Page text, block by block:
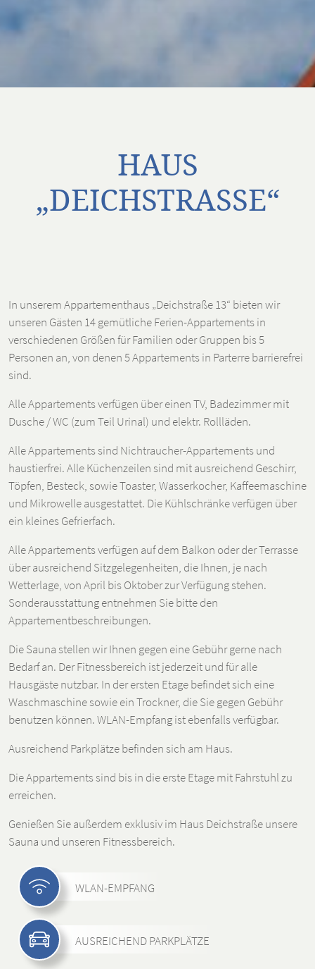
HAUS
„DEICHSTRASSE“
In unserem Appartementhaus „Deichstraße 13“ bieten wir
unseren Gästen 14 gemütliche Ferien-Appartements in
verschiedenen Größen für Familien oder Gruppen bis 5
Personen an, von denen 5 Appartements in Parterre barrierefrei
sind.
Alle Appartements verfügen über einen TV, Badezimmer mit
Dusche / WC (zum Teil Urinal) und elektr. Rollläden.
Alle Appartements sind Nichtraucher-Appartements und
haustierfrei. Alle Küchenzeilen sind mit ausreichend Geschirr,
Töpfen, Besteck, sowie Toaster, Wasserkocher, Kaffeemaschine
und Mikrowelle ausgestattet. Die Kühlschränke verfügen über
ein kleines Gefrierfach.
Alle Appartements verfügen auf dem Balkon oder der Terrasse
über ausreichend Sitzgelegenheiten, die Ihnen, je nach
Wetterlage, von April bis Oktober zur Verfügung stehen.
Sonderausstattung entnehmen Sie bitte den
Appartementbeschreibungen.
Die Sauna stellen wir Ihnen gegen eine Gebühr gerne nach
Bedarf an. Der Fitnessbereich ist jederzeit und für alle
Hausgäste nutzbar. In der ersten Etage befindet sich eine
Waschmaschine sowie ein Trockner, die Sie gegen Gebühr
benutzen können. WLAN-Empfang ist ebenfalls verfügbar.
Ausreichend Parkplätze befinden sich am Haus.
Die Appartements sind bis in die erste Etage mit Fahrstuhl zu
erreichen.
Genießen Sie außerdem exklusiv im Haus Deichstraße unsere
Sauna und unseren Fitnessbereich.
WLAN-EMPFANG
AUSREICHEND PARKPLÄTZE